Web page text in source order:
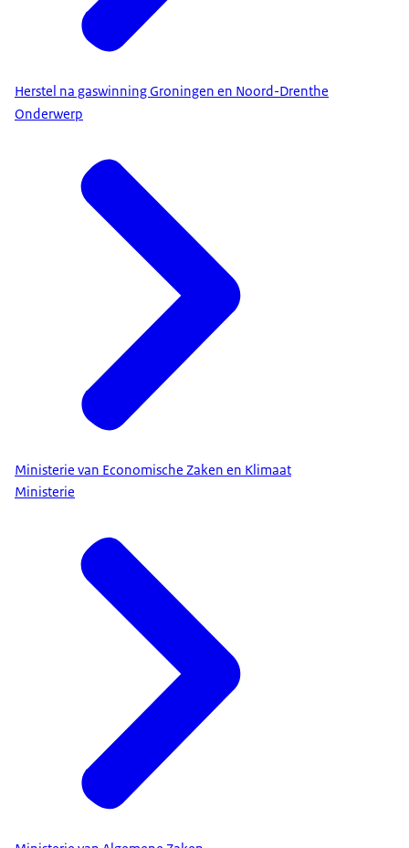
Herstel na gaswinning Groningen en Noord-Drenthe
Onderwerp
Ministerie van Economische Zaken en Klimaat
Ministerie